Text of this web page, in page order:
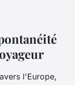
l'Europe,